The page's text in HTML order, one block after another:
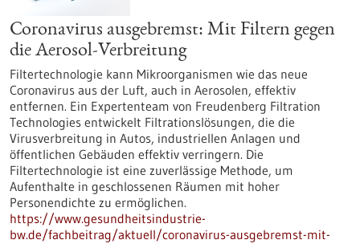
Coronavirus ausgebremst: Mit Filtern gegen
die Aerosol-Verbreitung
Filtertechnologie kann Mikroorganismen wie das neue
Coronavirus aus der Luft, auch in Aerosolen, effektiv
entfernen. Ein Expertenteam von Freudenberg Filtration
Technologies entwickelt Filtrationslösungen, die die
Virusverbreitung in Autos, industriellen Anlagen und
öffentlichen Gebäuden effektiv verringern. Die
Filtertechnologie ist eine zuverlässige Methode, um
Aufenthalte in geschlossenen Räumen mit hoher
Personendichte zu ermöglichen.
https://www.gesundheitsindustrie-
bw.de/fachbeitrag/aktuell/coronavirus-ausgebremst-mit-